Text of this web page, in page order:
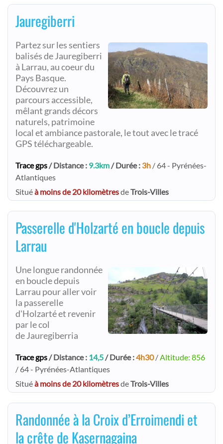
Jauregiberri
Partez sur les sentiers
balisés de Jauregiberri
à Larrau, au coeur du
Pays Basque.
Découvrez un
parcours accessible,
mêlant grands décors
naturels, patrimoine
local et ambiance pastorale, le tout avec le tracé
GPS téléchargeable.
Trace gps/ Distance : 9.3km/ Durée : 3h / 64 - Pyrénées-
Atlantiques
Situéà moins de 20 kilomètresdeTrois-Villes
Passerelle d'Holzarté en boucle depuis
Larrau
Une longue randonnée
en boucle depuis
Larrau pour aller voir
la passerelle
d'Holzarté et revenir
par le col
de Jauregiberria
Trace gps/ Distance : 14,5/ Durée :4h30/Altitude: 856
/ 64 - Pyrénées-Atlantiques
Situéà moins de 20 kilomètresdeTrois-Villes
Randonnée à la Croix d’Erroimendi et
la crête de Kasernagaina